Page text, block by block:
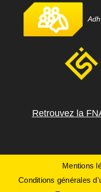
Retrouvez la
Mentions
Conditions générales